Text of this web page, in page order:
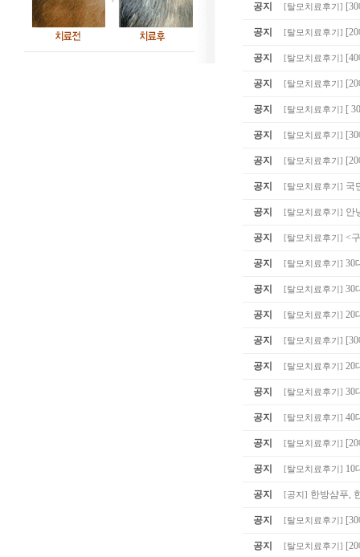
공지 [탈모치료후기 ]
공지 [탈모치료후기 ]
공지 [탈모치료후기 ]
공지 [탈모치료후기 ]
공지 [탈모치료후기 ] [
공지 [탈모치료후기 ]
공지 [탈모치료후기 ]
공지 [탈모치료후기 ] 국
공지 [탈모치료후기 ] 안
공지 [탈모치료후기 ] <
공지 [탈모치료후기 ] 30
공지 [탈모치료후기 ] 30
공지 [탈모치료후기 ] 20
공지 [탈모치료후기 ]
공지 [탈모치료후기 ] 20
공지 [탈모치료후기 ] 30
공지 [탈모치료후기 ] 40
공지 [탈모치료후기 ]
공지 [탈모치료후기 ] 10
공지 [공지 ] 한방샴푸,
공지 [탈모치료후기 ]
공지 [탈모치료후기 ]